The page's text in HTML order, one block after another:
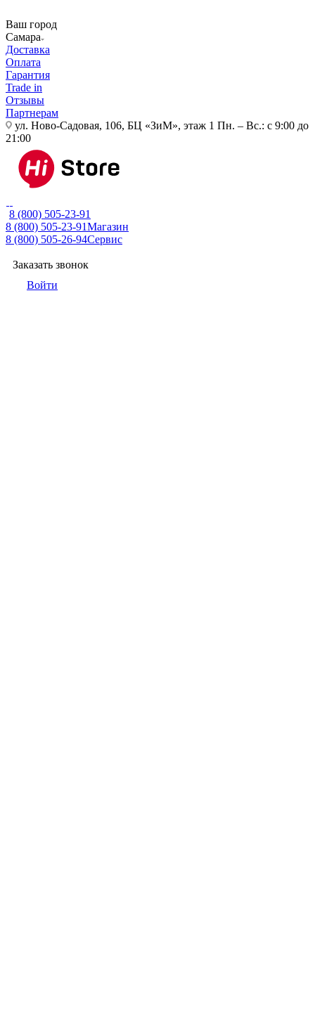
Ваш город
Самара
Доставка
Оплата
Гарантия
Trade in
Отзывы
Партнерам
ул. Ново-Садовая, 106, БЦ «ЗиМ», этаж 1 Пн. – Вс.: с 9:00 до
21:00
8 (800) 505-23-91
8 (800) 505-23-91Магазин
8 (800) 505-26-94Сервис
Заказать звонок
Войти